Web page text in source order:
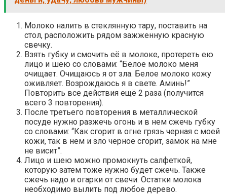
Молоко налить в стеклянную тару, поставить на
стол, расположить рядом зажженную красную
свечку.
Взять губку и смочить её в молоке, протереть ею
лицо и шею со словами: “Белое молоко меня
очищает. Очищаюсь я от зла. Белое молоко кожу
оживляет. Возрождаюсь я в свете. Аминь!”
Повторить все действия ещё 2 раза (получится
всего 3 повторения).
После третьего повторения в металлической
посуде нужно разжечь огонь и в нем сжечь губку
со словами: “Как сгорит в огне грязь черная с моей
кожи, так в нем и зло черное сгорит, замок на мне
не висит”.
Лицо и шею можно промокнуть салфеткой,
которую затем тоже нужно будет сжечь. Также
сжечь надо и огарки от свечи. Остатки молока
необходимо вылить под любое дерево.